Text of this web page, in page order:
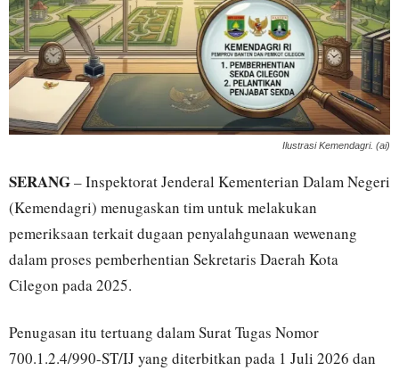
Ilustrasi Kemendagri. (ai)
SERANG– Inspektorat Jenderal Kementerian Dalam Negeri
(Kemendagri) menugaskan tim untuk melakukan
pemeriksaan terkait dugaan penyalahgunaan wewenang
dalam proses pemberhentian Sekretaris Daerah Kota
Cilegon pada 2025.
Penugasan itu tertuang dalam Surat Tugas Nomor
700.1.2.4/990-ST/IJ yang diterbitkan pada 1 Juli 2026 dan